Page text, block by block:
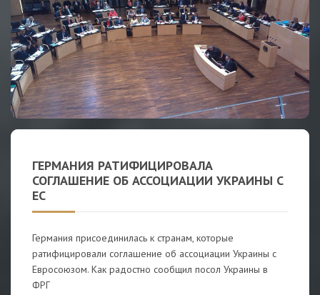
ГЕРМАНИЯ РАТИФИЦИРОВАЛА
СОГЛАШЕНИЕ ОБ АССОЦИАЦИИ УКРАИНЫ С
ЕС
Германия присоединилась к странам, которые
ратифицировали соглашение об ассоциации Украины с
Евросоюзом. Как радостно сообщил посол Украины в
ФРГ